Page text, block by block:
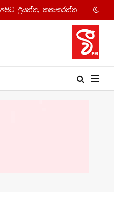
අපි​ට ලියන්න, කතාකරන්​න